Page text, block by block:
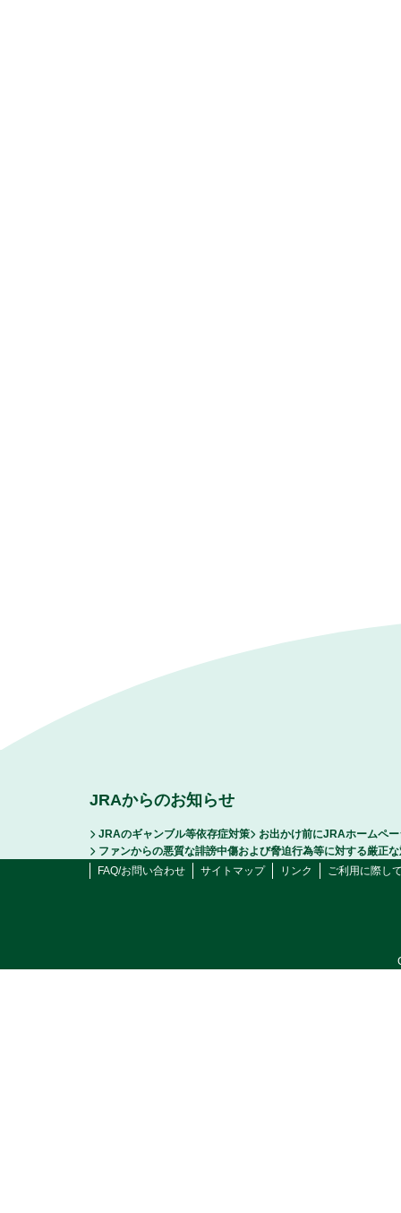
JRAからのお知らせ
JRAのギャンブル等依存症対策
お出かけ前にJRAホームペ
ファンからの悪質な誹謗中傷および脅迫行為等に対する厳正
FAQ/お問い合わせ
サイトマップ リンク ご利用に際し